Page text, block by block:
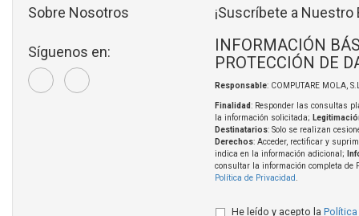
Sobre Nosotros
Síguenos en:
¡Suscríbete a Nuestro
INFORMACIÓN
PROTECCIÓN DE
Responsable: COMPUTARE MOLA,
Finalidad: Responder las consultas
la información solicitada;
Destinatarios: Solo se realizan
Derechos: Acceder, rectificar y
indica en la información adicional;
consultar la información completa de
Política de Privacidad
He leído y acepto la Política